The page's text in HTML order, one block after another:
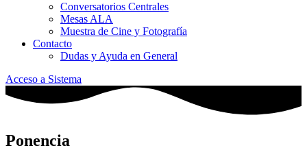
Conversatorios Centrales
Mesas ALA
Muestra de Cine y Fotografía
Contacto
Dudas y Ayuda en General
Acceso a Sistema
Ponencia